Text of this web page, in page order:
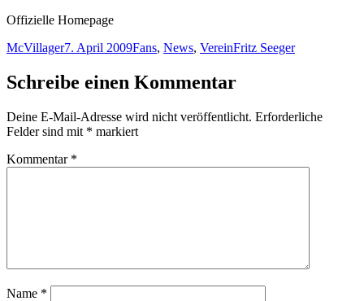
Offizielle Homepage
Autor
McVillagerVeröffentlicht
7. April 2009Kategorien
Fans, News, VereinSchlagwörter
Fritz Seeger
Schreibe einen Kommentar
Deine E-Mail-Adresse wird nicht veröffentlicht. Erforderliche
Felder sind mit * markiert
Kommentar *
Name *